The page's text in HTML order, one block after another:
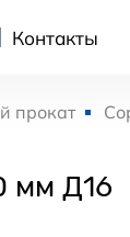
Контакты
прокат
мм Д16